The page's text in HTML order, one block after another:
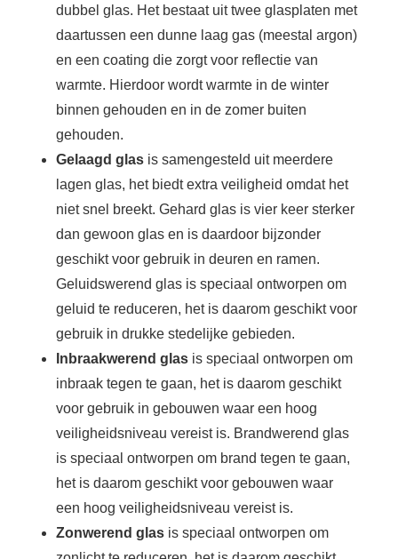
dubbel glas. Het bestaat uit twee glasplaten met
daartussen een dunne laag gas (meestal argon)
en een coating die zorgt voor reflectie van
warmte. Hierdoor wordt warmte in de winter
binnen gehouden en in de zomer buiten
gehouden.
Gelaagd glasis samengesteld uit meerdere
lagen glas, het biedt extra veiligheid omdat het
niet snel breekt. Gehard glas is vier keer sterker
dan gewoon glas en is daardoor bijzonder
geschikt voor gebruik in deuren en ramen.
Geluidswerend glas is speciaal ontworpen om
geluid te reduceren, het is daarom geschikt voor
gebruik in drukke stedelijke gebieden.
Inbraakwerend glasis speciaal ontworpen om
inbraak tegen te gaan, het is daarom geschikt
voor gebruik in gebouwen waar een hoog
veiligheidsniveau vereist is. Brandwerend glas
is speciaal ontworpen om brand tegen te gaan,
het is daarom geschikt voor gebouwen waar
een hoog veiligheidsniveau vereist is.
Zonwerend glasis speciaal ontworpen om